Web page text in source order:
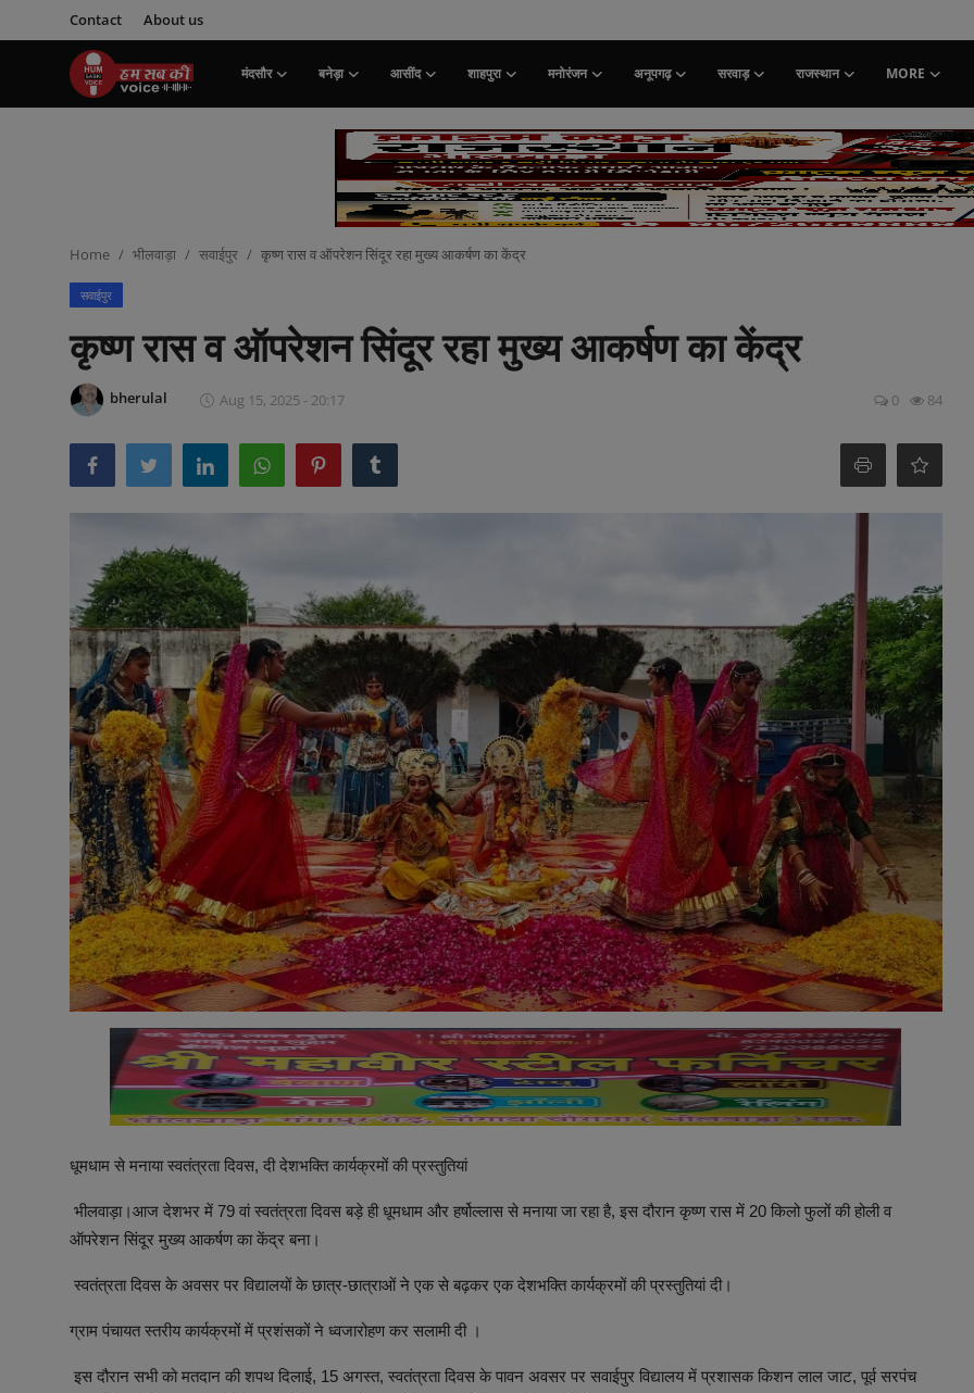
Contact About us
मंदसौर बनेड़ा आसींद शाहपुरा मनोरंजन अनूपगढ़ सरवाड़ राजस्थान MORE
राजस्थान
भीलवाड़ा
Home भीलवाड़ा सवाईपुर कृष्ण रास व ऑपरेशन सिंदूर रहा मुख्य आकर्षण का केंद्र
सवाईपुर
कृष्ण रास व ऑपरेशन सिंदूर रहा मुख्य आकर्षण का केंद्र
bherulal Aug 15, 2025 - 20:17 0 84
धूमधाम से मनाया स्वतंत्रता दिवस, दी देशभक्ति कार्यक्रमों की प्रस्तुतियां
भीलवाड़ा।आज देशभर में 79 वां स्वतंत्रता दिवस बड़े ही धूमधाम और हर्षोल्लास से मनाया जा रहा है, इस दौरान कृष्ण रास में 20 किलो फुलों की होली व
ऑपरेशन सिंदूर मुख्य आकर्षण का केंद्र बना।
स्वतंत्रता दिवस के अवसर पर विद्यालयों के छात्र-छात्राओं ने एक से बढ़कर एक देशभक्ति कार्यक्रमों की प्रस्तुतियां दी।
ग्राम पंचायत स्तरीय कार्यक्रमों में प्रशंसकों ने ध्वजारोहण कर सलामी दी ।
इस दौरान सभी को मतदान की शपथ दिलाई, 15 अगस्त, स्वतंत्रता दिवस के पावन अवसर पर सवाईपुर विद्यालय में प्रशासक किशन लाल जाट, पूर्व सरपंच